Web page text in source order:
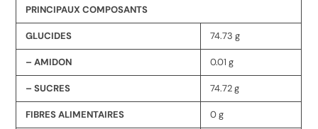
PRINCIPAUX COMPOSANTS
GLUCIDES 74.73 g
– AMIDON 0.01 g
– SUCRES 74.72 g
FIBRES ALIMENTAIRES 0 g